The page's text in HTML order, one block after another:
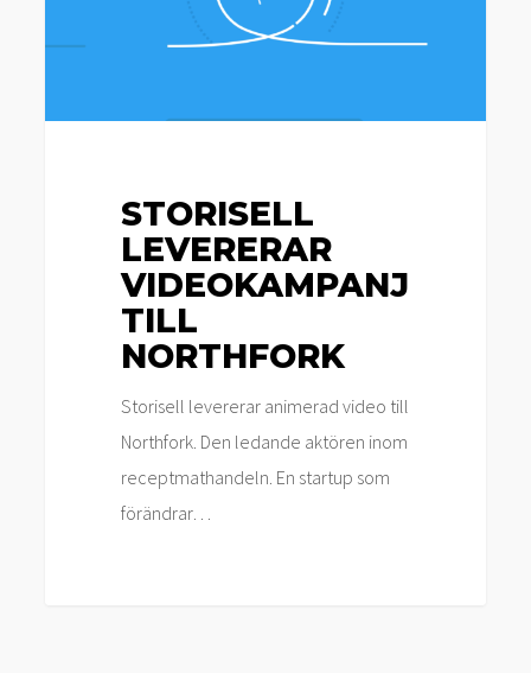
STORISELL
LEVERERAR
VIDEOKAMPANJ
TILL
NORTHFORK
Storisell levererar animerad video till
Northfork. Den ledande aktören inom
receptmathandeln. En startup som
förändrar…